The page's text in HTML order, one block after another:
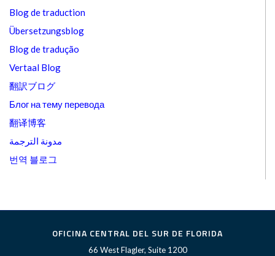
Blog de traduction
Übersetzungsblog
Blog de tradução
Vertaal Blog
翻訳ブログ
Блог на тему перевода
翻译博客
مدونة الترجمة
번역 블로그
OFICINA CENTRAL DEL SUR DE FLORIDA
66 West Flagler, Suite 1200